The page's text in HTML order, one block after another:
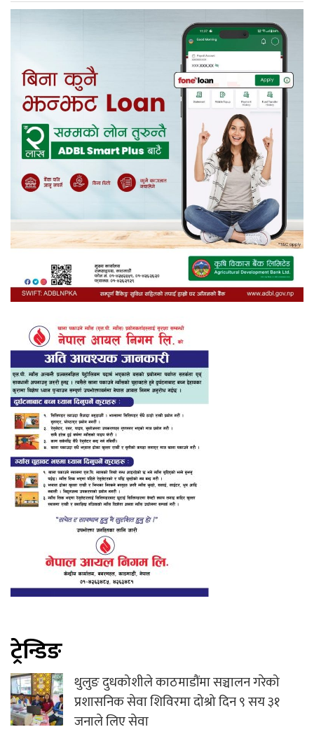
ट्रेन्डिङ
थुलुङ दुधकोशीले काठमाडौंमा सञ्चालन गरेको
प्रशासनिक सेवा शिविरमा दोश्रो दिन ९ सय ३१
जनाले लिए सेवा